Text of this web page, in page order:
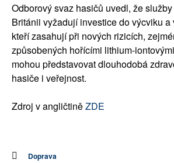
Odborový svaz hasičů uvedl, že
Británii vyžadují investice do výcviku a
kteří zasahují při nových rizicích,
způsobených hořícími lithium-
mohou představovat dlouhodobá
hasiče i veřejnost.
Zdroj v angličtiněZDE
Doprava